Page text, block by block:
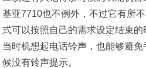
基亚7710也不例外，不过它有所
式可以按照自己的需求设定结束
当时机想起电话铃声，也能够避
候没有铃声提示。